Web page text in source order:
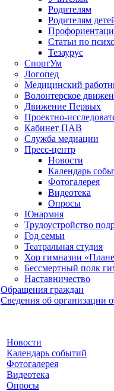
Родителям
Родителям
Статьи по
Тезаурус
СпортУм
Логопед
Медицинский
Волонтерское
Движение Первых
Проектно-
Кабинет ПАВ
Служба медиации
Пресс-центр
Новости
Календарь
Фотогалерея
Видеотека
Опросы
Юнармия
Трудоустройство
Год семьи
Театральная студия
Хор гимназии
Бессмертный полк
Наставничество
Обращения граждан
Сведения об организации
Новости
Календарь событий
Фотогалерея
Видеотека
Опросы